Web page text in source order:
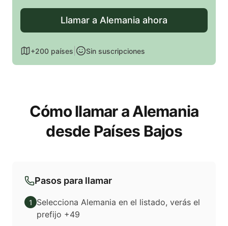
Llamar a Alemania ahora
+200 países Sin suscripciones
Cómo llamar a Alemania
desde Países Bajos
Pasos para llamar
1
Selecciona Alemania en el listado, verás el
prefijo +49